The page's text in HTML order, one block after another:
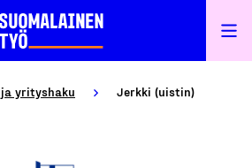
yrityshaku Jerkki (uistin)